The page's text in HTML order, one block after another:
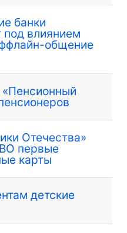
банки
под влиянием
общение
Отечества»
первые
карты
детские